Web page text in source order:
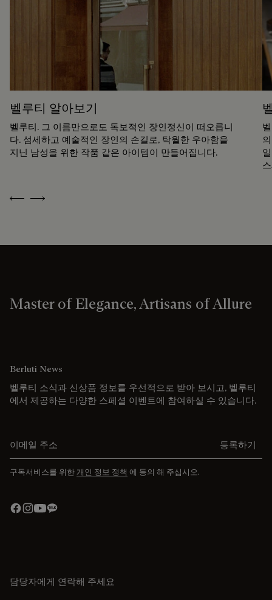
Previous
Next
벨루티 알아보기
벨루티. 그 이름만으로도 독보적인 장인정신이 떠오릅니
다. 섬세하고 예술적인 장인의 손길로, 탁월한 우아함을
지닌 남성을 위한 작품 같은 아이템이 만들어집니다.
Master of Elegance, Artisans of Allure
Berluti News
벨루티 소식과 신상품 정보를 우선적으로 받아 보시고, 벨루티
에서 제공하는 다양한 스페셜 이벤트에 참여하실 수 있습니다.
등록하기
구독서비스를 위한 개인 정보 정책 에 동의 해 주십시오.
담당자에게 연락해 주세요